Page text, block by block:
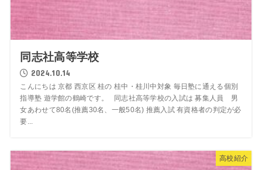
同志社高等学校
2024.10.14
こんにちは 京都 西京区 桂の 桂中・桂川中対象 毎日塾に通える個別
指導塾 遊学館の鶴崎です。 同志社高等学校の入試は 募集人員 男
女あわせて80名(推薦30名、一般50名) 推薦入試 有資格者の判定が必
要...
高校紹介